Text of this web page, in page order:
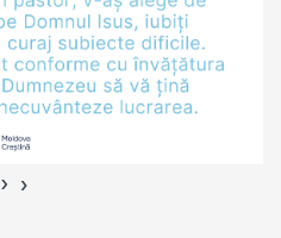
‹ ›